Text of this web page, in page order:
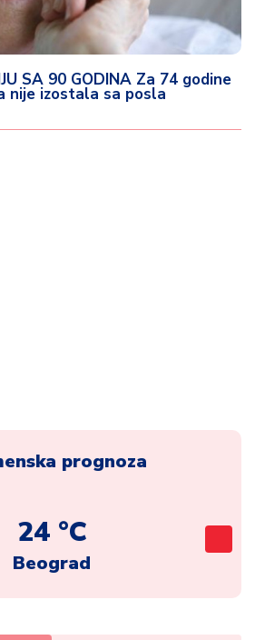
SA 90 GODINA Za 74 godine
nije izostala sa posla
prognoza
Beograd
24 °C